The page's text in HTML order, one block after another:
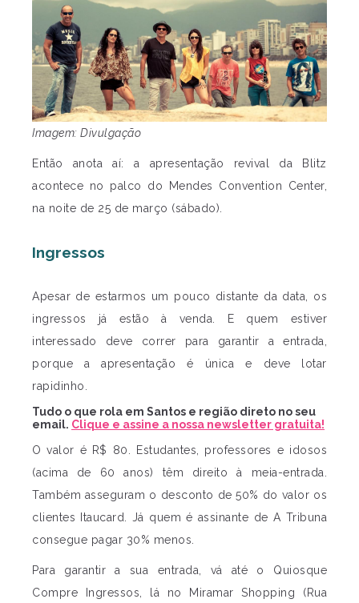
Imagem: Divulgação
Então anota aí: a apresentação revival da Blitz
acontece no palco do Mendes Convention Center,
na noite de 25 de março (sábado).
Ingressos
Apesar de estarmos um pouco distante da data, os
ingressos já estão à venda. E quem estiver
interessado deve correr para garantir a entrada,
porque a apresentação é única e deve lotar
rapidinho.
Tudo o que rola em Santos e região direto no seu
email. Clique e assine a nossa newsletter gratuita!
O valor é R$ 80. Estudantes, professores e idosos
(acima de 60 anos) têm direito à meia-entrada.
Também asseguram o desconto de 50% do valor os
clientes Itaucard. Já quem é assinante de A Tribuna
consegue pagar 30% menos.
Para garantir a sua entrada, vá até o Quiosque
Compre Ingressos, lá no Miramar Shopping (Rua